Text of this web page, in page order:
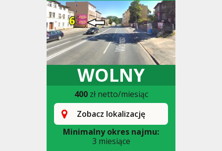
WOLNY
400zł netto/miesiąc
Zobacz lokalizację
Minimalny okres najmu:
3 miesiące